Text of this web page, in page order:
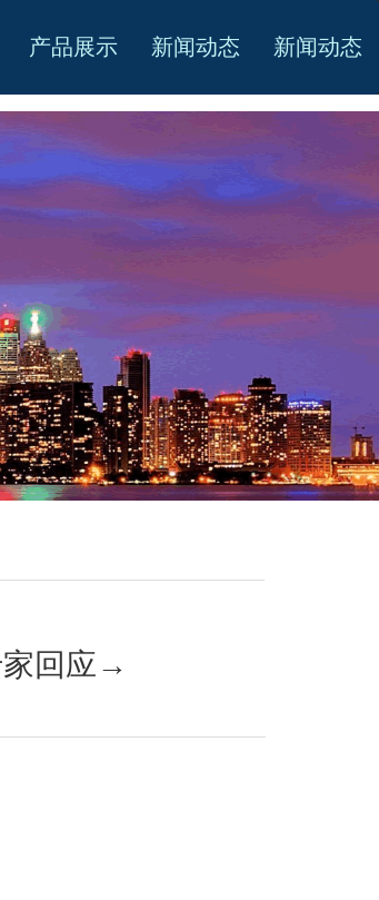
产品展示 新闻动态 新闻动态
家回应→